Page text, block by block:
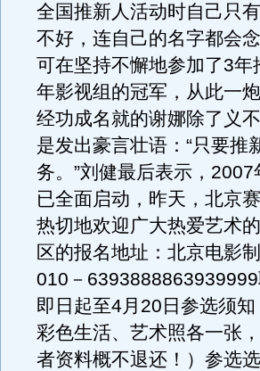
全国推新人活动时自己只
不好，连自己的名字都会念
可在坚持不懈地参加了3
年影视组的冠军，从此一
经功成名就的谢娜除了义
是发出豪言壮语：“只要推
务。”刘健最后表示，
已全面启动，昨天，北京
热切地欢迎广大热爱艺术
区的报名地址：北京电影
010－
即日起至4月20日参选须
彩色生活、艺术照各一张
者资料概不退还！）参选